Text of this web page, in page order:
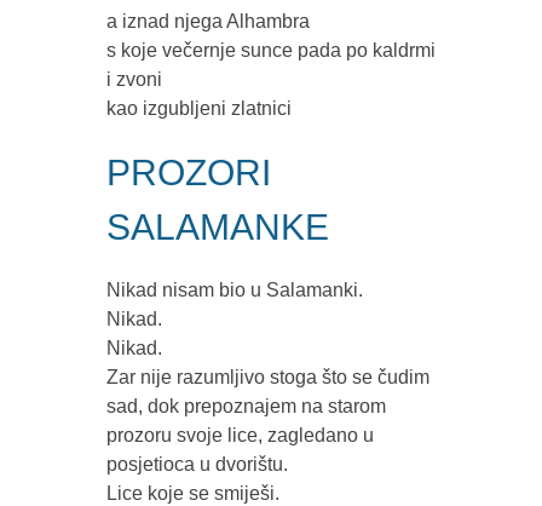
a iznad njega Alhambra
s koje večernje sunce pada po kaldrmi
i zvoni
kao izgubljeni zlatnici
PROZORI
SALAMANKE
Nikad nisam bio u Salamanki.
Nikad.
Nikad.
Zar nije razumljivo stoga što se čudim
sad, dok prepoznajem na starom
prozoru svoje lice, zagledano u
posjetioca u dvorištu.
Lice koje se smiješi.